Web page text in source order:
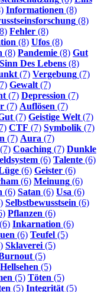
Informationen (8)
(8)
Fehler (8)
(8) Ufos (8)
(8) Pandemie (8) Gut
Sinn Des Lebens (8)
(7) Vergebung (7)
Gewalt(7)
(7) Depression (7)
(7) Auflösen (7)
(7) Geistige Welt(7)
CTF (7) Symbolik (7)
(7) Aura (7)
(7) Coaching (7) Dunkle
(6) Talente (6)
(6) Geister (6)
(6) Meinung (6)
(6) Satan (6) Usa (6)
Selbstbewusstsein (6)
Pflanzen (6)
(6) Inkarnation (6)
(6) Teufel (5)
Sklaverei(5)
(5)
Hellsehen (5)
(5) Töten (5)
(5) Integrität(5)